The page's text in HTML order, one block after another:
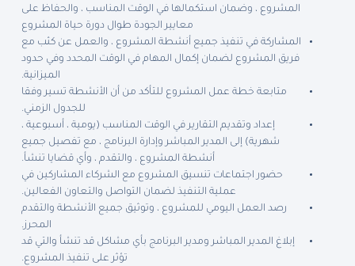
المشروع ، وضمان استكمالها في الوقت المناسب ، والحفاظ على
معايير الجودة طوال دورة حياة المشروع
المشاركة في تنفيذ جميع أنشطة المشروع ، والعمل عن كثب مع
فريق المشروع لضمان إكمال المهام في الوقت المحدد وفي حدود
الميزانية.
متابعة خطة عمل المشروع للتأكد من أن الأنشطة تسير وفقا
للجدول الزمني.
إعداد وتقديم التقارير في الوقت المناسب (يومية ، أسبوعية ،
شهرية) إلى المدير المباشر وإدارة البرنامج ، مع تفصيل جميع
أنشطة المشروع ، والتقدم ، وأي قضايا تنشأ.
حضور اجتماعات تنسيق المشروع مع الشركاء المشاركين في
عملية التنفيذ لضمان التواصل والتعاون الفعالين.
رصد العمل اليومي للمشروع ، وتوثيق جميع الأنشطة والتقدم
المحرز.
إبلاغ المدير المباشر ومدير البرنامج بأي مشاكل قد تنشأ والتي قد
تؤثر على تنفيذ المشروع.